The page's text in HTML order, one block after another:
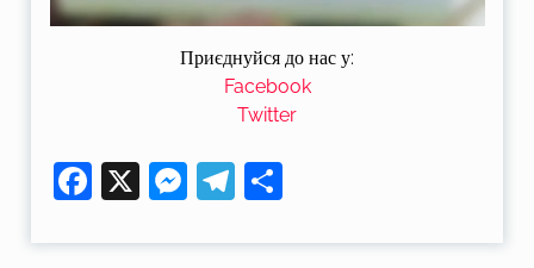
Facebook
X Messenger
Telegram
Приєднуйся до нас у:
Facebook
Twitter